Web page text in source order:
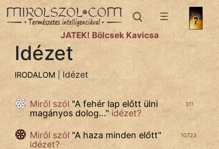
IRODALOMtémák:
Történetek
Dráma
Költemény
JÁTÉK! Bölcsek Kavicsa
Idézet
IRODALOM Idézet
311
Miről szól "A fehér lap előtt ülni
magányos dolog..." idézet?
10723
Miről szól "A haza minden előtt"
idézet?